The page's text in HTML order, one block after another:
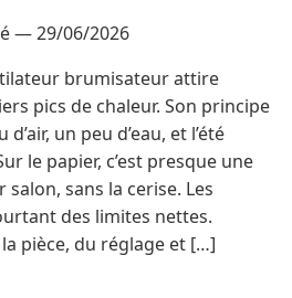
—29/06/2026
brumisateur attire
pics de chaleur. Son principe
un peu d’eau, et l’été
le papier, c’est presque une
salon, sans la cerise. Les
des limites nettes.
la pièce, du réglage et […]